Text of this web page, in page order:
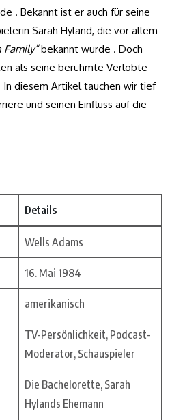
. Bekannt ist er auch für seine
Sarah Hyland, die vor allem
Family“bekannt wurde . Doch
als seine berühmte Verlobte
diesem Artikel tauchen wir tief
und seinen Einfluss auf die
Details
Wells Adams
16. Mai 1984
amerikanisch
TV-Persönlichkeit, Podcast-
Moderator, Schauspieler
Die Bachelorette, Sarah
Hylands Ehemann